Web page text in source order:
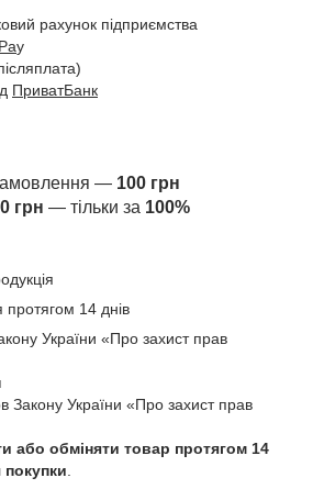
рахунок підприємства
y
ПриватБанк
— 100 грн
грн — тільки за 100%
14 днів
України «Про захист прав
України «Про захист прав
або обміняти товар протягом 14